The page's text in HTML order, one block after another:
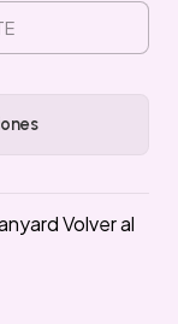
Volver al